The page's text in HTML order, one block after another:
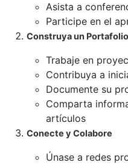
Asista a
Participe en el
Construya un Portafolio
Trabaje en
Contribuya a
Documente su
Comparta
artículos
Conecte y Colabore
Únase a redes